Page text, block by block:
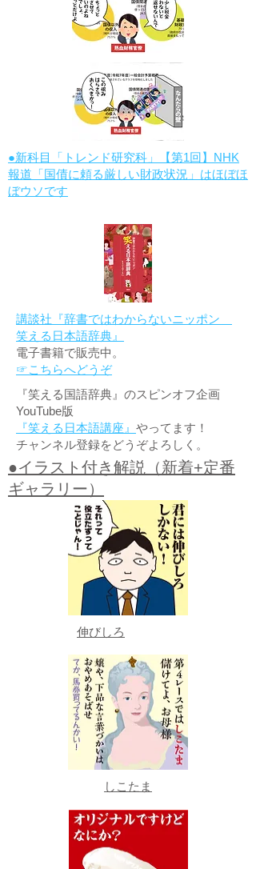
●新科目「トレンド研究科」【第1回】NHK
報道「国債に頼る厳しい財政状況」はほぼほ
ぼウソです
講談社『辞書ではわからないニッポン
笑える日本語辞典』
電子書籍で販売中。
☞こちらへどうぞ
『笑える国語辞典』のスピンオフ企画
YouTube版
『笑える日本語講座』 やってます！
チャンネル登録をどうぞよろしく。
●イラスト付き解説（新着+定番
ギャラリー）
伸びしろ
しこたま